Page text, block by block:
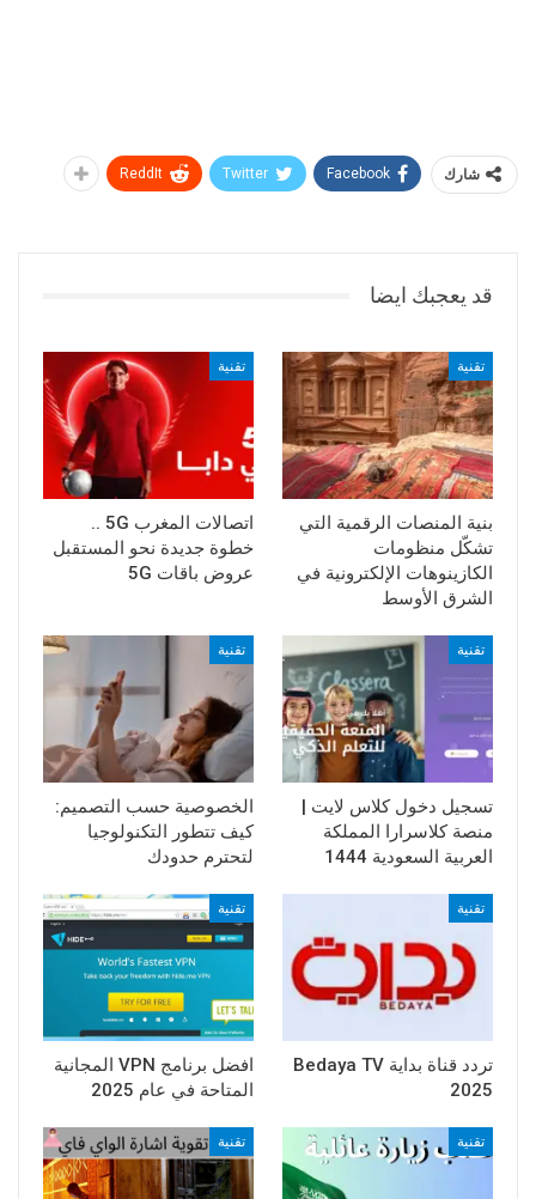
شارك Facebook
Twitter
ReddIt
قد يعجبك ايضا
تقنية
بنية المنصات الرقمية التي
تشكّل منظومات
الكازينوهات الإلكترونية في
الشرق الأوسط
تقنية
اتصالات المغرب 5G ..
خطوة جديدة نحو المستقبل
عروض باقات 5G
تقنية
تسجيل دخول كلاس لايت |
منصة كلاسرارا المملكة
العربية السعودية 1444
تقنية
الخصوصية حسب التصميم:
كيف تتطور التكنولوجيا
لتحترم حدودك
تقنية
تردد قناة بداية Bedaya TV
2025
تقنية
افضل برنامج VPN المجانية
المتاحة في عام 2025
تقنية تقنية